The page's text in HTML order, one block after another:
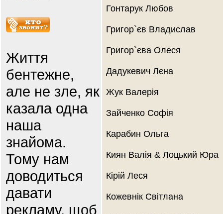
Життя
бентежне,
але не зле, як
казала одна
наша
знайома.
Тому нам
доводиться
давати
рекламу, щоб
Гонтарук Любов
Григор`єв Владислав
Григор`єва Олеся
Дадукевич Лєна
Жук Валерія
Зайченко Софія
Карабин Ольга
Киян Валія & Лоцький Юра
Кірій Леся
Кожевнік Світлана